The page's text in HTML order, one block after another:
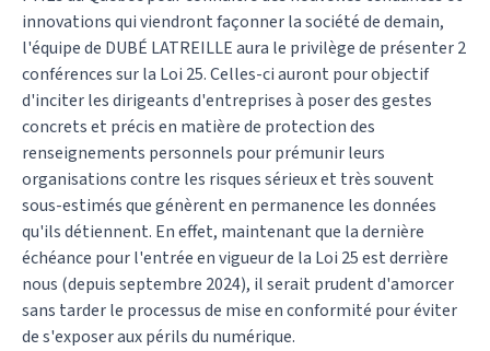
innovations qui viendront façonner la société de demain,
l'équipe de DUBÉ LATREILLE aura le privilège de présenter 2
conférences sur la Loi 25. Celles-ci auront pour objectif
d'inciter les dirigeants d'entreprises à poser des gestes
concrets et précis en matière de protection des
renseignements personnels pour prémunir leurs
organisations contre les risques sérieux et très souvent
sous-estimés que génèrent en permanence les données
qu'ils détiennent. En effet, maintenant que la dernière
échéance pour l'entrée en vigueur de la Loi 25 est derrière
nous (depuis septembre 2024), il serait prudent d'amorcer
sans tarder le processus de mise en conformité pour éviter
de s'exposer aux périls du numérique.